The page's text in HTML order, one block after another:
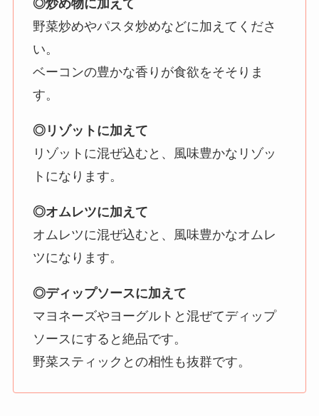
◎炒め物に加えて
野菜炒めやパスタ炒めなどに加えてくださ
い。
ベーコンの豊かな香りが食欲をそそりま
す。
◎リゾットに加えて
リゾットに混ぜ込むと、風味豊かなリゾッ
トになります。
◎オムレツに加えて
オムレツに混ぜ込むと、風味豊かなオムレ
ツになります。
◎ディップソースに加えて
マヨネーズやヨーグルトと混ぜてディップ
ソースにすると絶品です。
野菜スティックとの相性も抜群です。